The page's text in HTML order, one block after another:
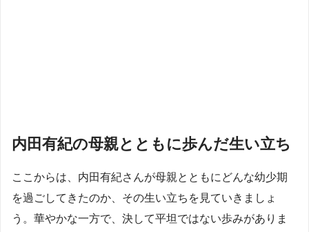
内田有紀の母親とともに歩んだ生い立ち
ここからは、内田有紀さんが母親とともにどんな幼少期
を過ごしてきたのか、その生い立ちを見ていきましょ
う。華やかな一方で、決して平坦ではない歩みがありま